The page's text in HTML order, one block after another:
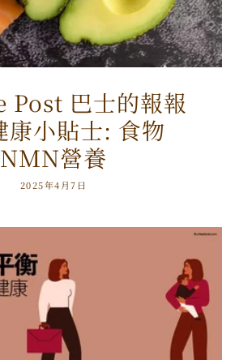
巴士的報報
康小貼士: 食物
NMN營養
2025年4月7日